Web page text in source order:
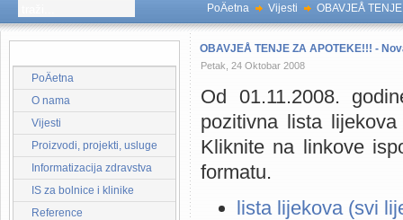
PoÄetna Vijesti OBAVJEÅ
PoÄetna
O nama
Vijesti
Proizvodi, projekti, usluge
Informatizacija zdravstva
IS za bolnice i klinike
Reference
OBAVJEÅ TENJE ZA APOTEKE!!! -
Petak, 24 Oktobar 2008
Od 01.11.2008.
pozitivna lista
Kliknite na linkove
formatu.
lista lijekova (svi